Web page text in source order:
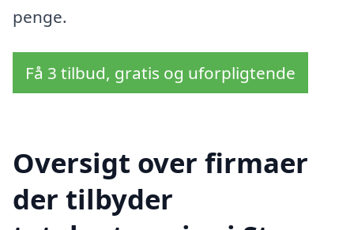
penge.
Få 3 tilbud, gratis og uforpligtende
Oversigt over firmaer
der tilbyder